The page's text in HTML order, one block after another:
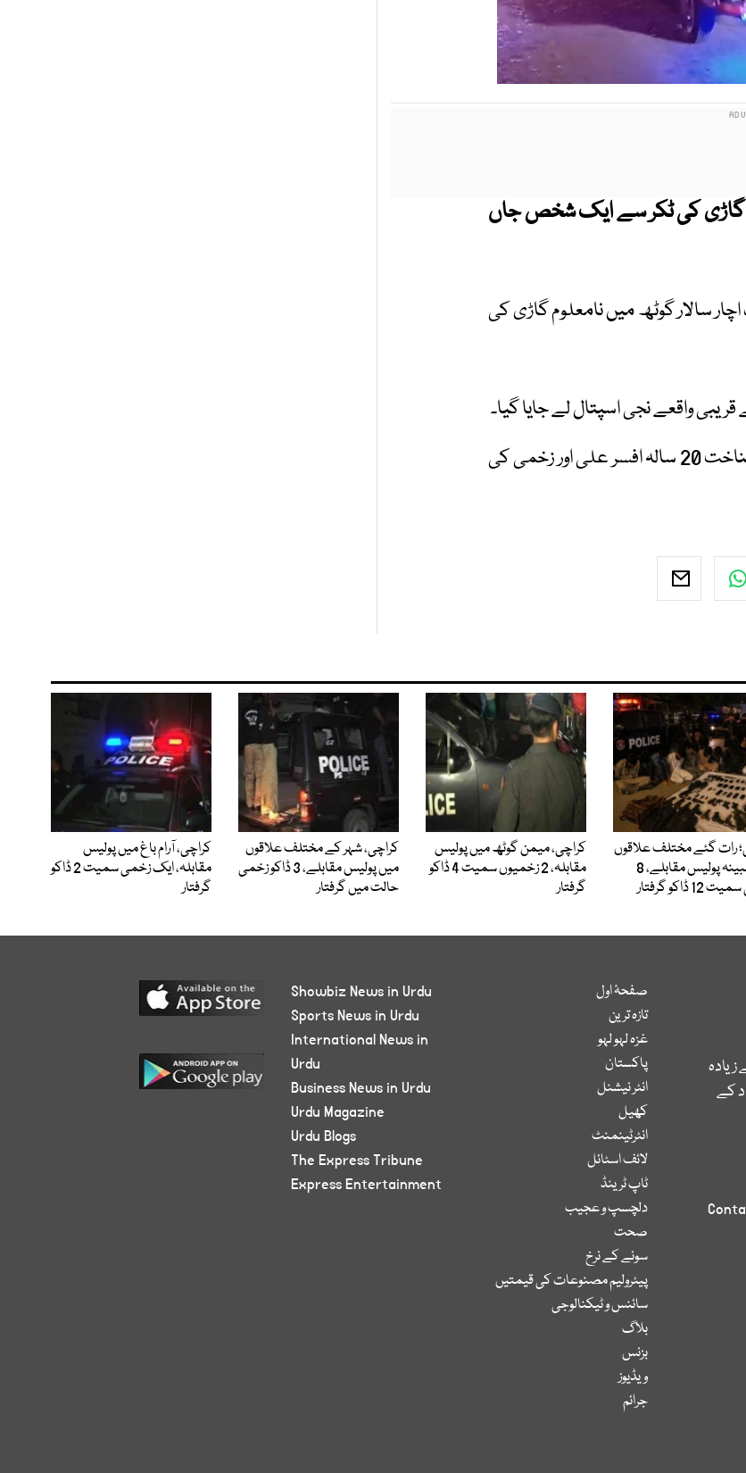
گاڑی کی ٹکر سے ایک شخص جاں
سالار گوٹھ میں نامعلوم گاڑی کی
واقعے نجی اسپتال لے جایا گیا۔
ترجمان ایدھی کے مطابق جاں بحق ہونے والے شخص کی شناخت 20 سالہ افسر علی اور زخمی کی
رات گئے مختلف علاقوں
میں مبینہ پولیس مقابلے، 8
ڈاکو گرفتار
کراچی، میمن گوٹھ میں پولیس
مقابلہ، 2 زخمیوں سمیت 4 ڈاکو
گرفتار
کراچی، شہر کے مختلف علاقوں
میں پولیس مقابلے، 3 ڈاکو زخمی
حالت میں گرفتار
کراچی، آرام باغ میں پولیس
مقابلہ، ایک زخمی سمیت 2 ڈاکو
گرفتار
کے
صفحۂ اول
تازہ ترین
غزہ لہو لہو
پاکستان
انٹر نیشنل
کھیل
انٹرٹینمنٹ
لائف اسٹائل
ٹاپ ٹرینڈ
دلچسپ و عجیب
صحت
سونے کے نرخ
پیٹرولیم مصنوعات کی قیمتیں
سائنس و ٹیکنالوجی
بلاگ
بزنس
ویڈیوز
جرائم
Showbiz News in Urdu
Sports News in Urdu
International News in
Urdu
Business News in Urdu
Urdu Magazine
Urdu Blogs
The Express Tribune
Express Entertainment